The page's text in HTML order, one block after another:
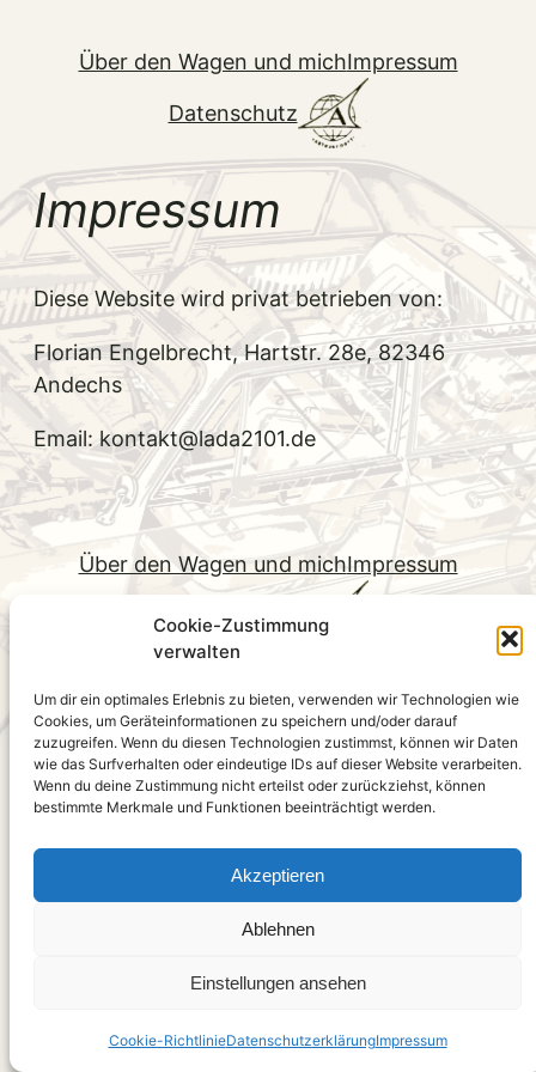
Cookie-Zustimmung
verwalten
Um dir ein optimales Erlebnis zu bieten, verwenden wir Technologien wie
Cookies, um Geräteinformationen zu speichern und/oder darauf
zuzugreifen. Wenn du diesen Technologien zustimmst, können wir Daten
wie das Surfverhalten oder eindeutige IDs auf dieser Website verarbeiten.
Wenn du deine Zustimmung nicht erteilst oder zurückziehst, können
bestimmte Merkmale und Funktionen beeinträchtigt werden.
Akzeptieren
Ablehnen
Einstellungen ansehen
Cookie-RichtlinieDatenschutzerklärungImpressum
Über den Wagen und michImpressum
Datenschutz
Impressum
Diese Website wird privat betrieben von:
Florian Engelbrecht, Hartstr. 28e, 82346
Andechs
Email: kontakt@lada2101.de
Über den Wagen und michImpressum
Datenschutz
lada2101©2026